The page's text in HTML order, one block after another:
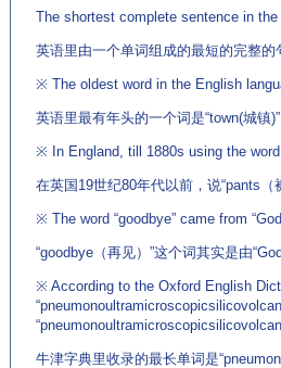
The shortest complete sentence in
英语里由一个单词组成的最短的完整的
※ The oldest word in the English
英语里最有年头的一个词是“town(城镇)”
※ In England, till 1880s using the
在英国19世纪80年代以前，说“pants
※ The word “goodbye” came from
“goodbye（再见）”这个词其实是由
※ According to the Oxford English
牛津字典里收录的最长单词是